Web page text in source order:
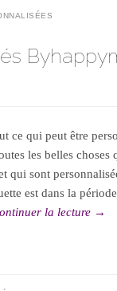
ce qui peut être
les belles choses
qui sont
est dans la
la lecture →